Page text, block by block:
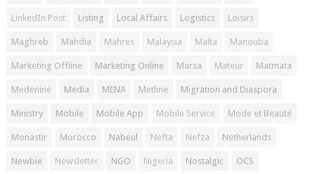
LinkedIn Post Listing Local Affairs Logistics Loisirs
Maghreb Mahdia Mahres Malaysia Malta Manouba
Marketing Offline Marketing Online Marsa Mateur Matmata
Medenine Media MENA Metline Migration and Diaspora
Ministry Mobile Mobile App Mobile Service Mode et Beauté
Monastir Morocco Nabeul Nefta Nefza Netherlands
Newbie Newsletter NGO Nigeria Nostalgic OCS